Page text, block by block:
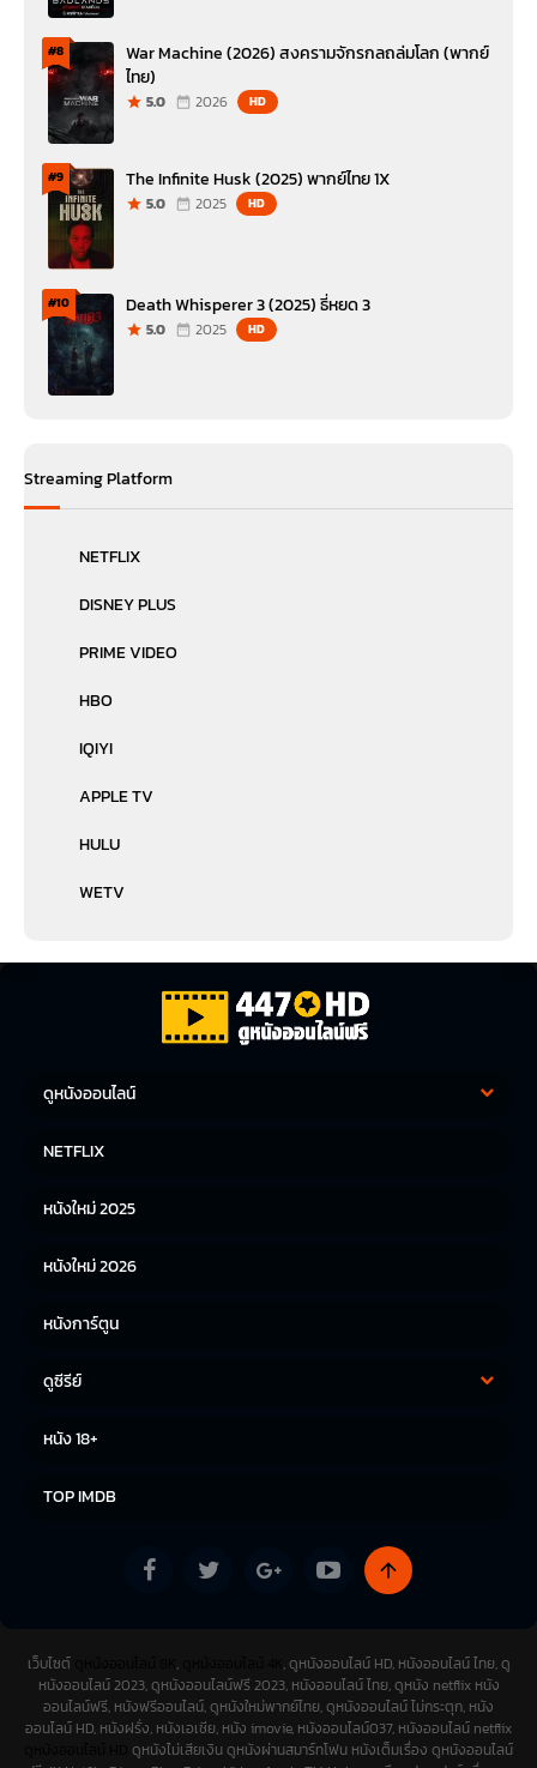
#8
War Machine (2026) สงครามจักรกลถล่มโลก (พากย์
ไทย)
5.0 2026 HD
#9 The Infinite Husk (2025) พากย์ไทย 1X
5.0 2025 HD
#10 Death Whisperer 3 (2025) ธี่หยด 3
5.0 2025 HD
Streaming Platform
NETFLIX
DISNEY PLUS
PRIME VIDEO
HBO
IQIYI
APPLE TV
HULU
WETV
ดูหนังออนไลน์
หนังญี่ปุ่น
NETFLIX
หนังใหม่ 2025
หนังใหม่ 2026
หนังการ์ตูน
ดูซีรีย์
หนัง 18+
TOP IMDB
เว็บไซต์ ,
, ดูหนังออนไลน์ HD, หนังออนไลน์ ไทย, ดู
หนังออนไลน์ 2023, ดูหนังออนไลน์ฟรี 2023, หนังออนไลน์ ไทย, ดูหนัง netflix หนัง
ออนไลน์ฟรี, หนังฟรีออนไลน์, ดูหนังใหม่พากย์ไทย, ดูหนังออนไลน์ ไม่กระตุก, หนัง
ออนไลน์ HD, หนังฝรั่ง, หนังเอเชีย, หนัง imovie, หนังออนไลน์037, หนังออนไลน์ netflix
ดูหนังไม่เสียเงิน ดูหนังผ่านสมาร์ทโฟน หนังเต็มเรื่อง ดูหนังออนไลน์